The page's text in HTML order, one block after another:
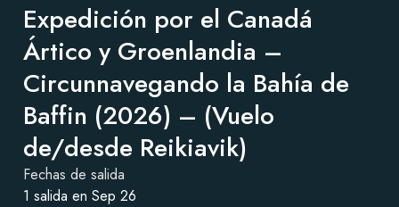
Expedición por el Canadá
Ártico y Groenlandia –
Circunnavegando la Bahía de
Baffin (2026) – (Vuelo
de/desde Reikiavik)
Fechas de salida
1 salida en Sep 26